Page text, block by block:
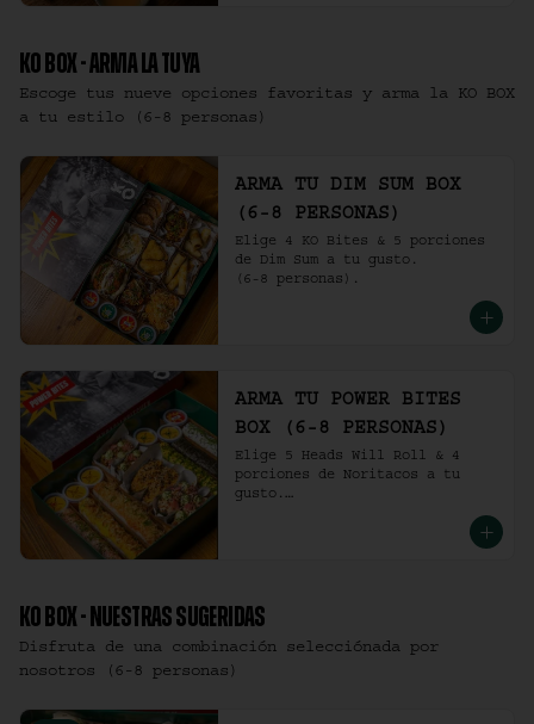
KO BOX - ARMA LA TUYA
Escoge tus nueve opciones favoritas y arma la KO BOX
a tu estilo (6-8 personas)
ARMA TU DIM SUM BOX
(6-8 PERSONAS)
Elige 4 KO Bites & 5 porciones
de Dim Sum a tu gusto.
(6-8 personas).
ARMA TU POWER BITES
BOX (6-8 PERSONAS)
Elige 5 Heads Will Roll & 4
porciones de Noritacos a tu
gusto.
KO BOX - NUESTRAS SUGERIDAS
Disfruta de una combinación selecciónada por
nosotros (6-8 personas)